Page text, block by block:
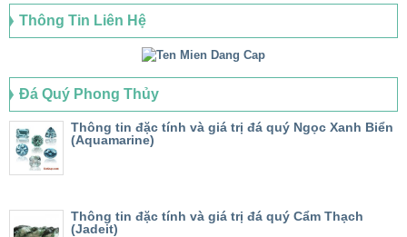
Thông Tin Liên Hệ
Đá Quý Phong Thủy
Thông tin đặc tính và giá trị đá quý Ngọc Xanh Biển
(Aquamarine)
Thông tin đặc tính và giá trị đá quý Cẩm Thạch
(Jadeit)